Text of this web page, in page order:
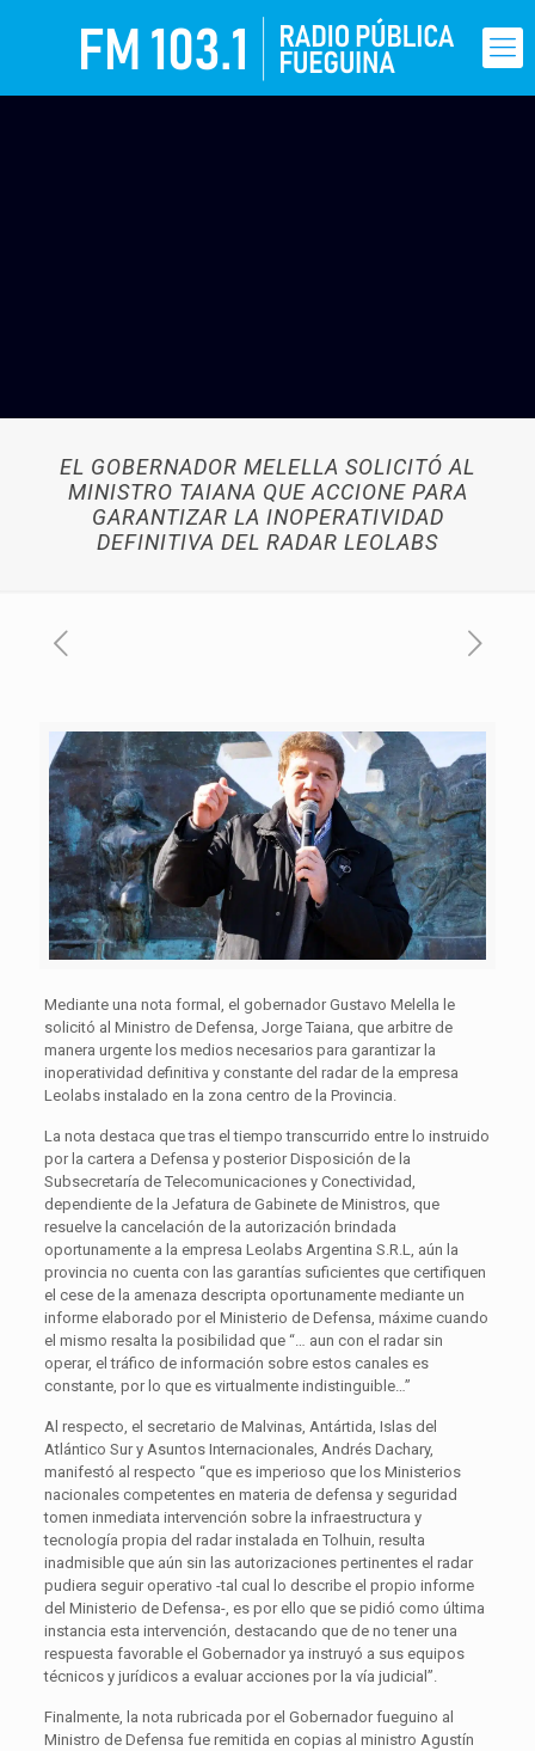
EL GOBERNADOR MELELLA SOLICITÓ AL
MINISTRO TAIANA QUE ACCIONE PARA
GARANTIZAR LA INOPERATIVIDAD
DEFINITIVA DEL RADAR LEOLABS
Mediante una nota formal, el gobernador Gustavo Melella le
solicitó al Ministro de Defensa, Jorge Taiana, que arbitre de
manera urgente los medios necesarios para garantizar la
inoperatividad definitiva y constante del radar de la empresa
Leolabs instalado en la zona centro de la Provincia.
La nota destaca que tras el tiempo transcurrido entre lo instruido
por la cartera a Defensa y posterior Disposición de la
Subsecretaría de Telecomunicaciones y Conectividad,
dependiente de la Jefatura de Gabinete de Ministros, que
resuelve la cancelación de la autorización brindada
oportunamente a la empresa Leolabs Argentina S.R.L, aún la
provincia no cuenta con las garantías suficientes que certifiquen
el cese de la amenaza descripta oportunamente mediante un
informe elaborado por el Ministerio de Defensa, máxime cuando
el mismo resalta la posibilidad que “… aun con el radar sin
operar, el tráfico de información sobre estos canales es
constante, por lo que es virtualmente indistinguible…”
Al respecto, el secretario de Malvinas, Antártida, Islas del
Atlántico Sur y Asuntos Internacionales, Andrés Dachary,
manifestó al respecto “que es imperioso que los Ministerios
nacionales competentes en materia de defensa y seguridad
tomen inmediata intervención sobre la infraestructura y
tecnología propia del radar instalada en Tolhuin, resulta
inadmisible que aún sin las autorizaciones pertinentes el radar
pudiera seguir operativo -tal cual lo describe el propio informe
del Ministerio de Defensa-, es por ello que se pidió como última
instancia esta intervención, destacando que de no tener una
respuesta favorable el Gobernador ya instruyó a sus equipos
técnicos y jurídicos a evaluar acciones por la vía judicial”.
Finalmente, la nota rubricada por el Gobernador fueguino al
Ministro de Defensa fue remitida en copias al ministro Agustín